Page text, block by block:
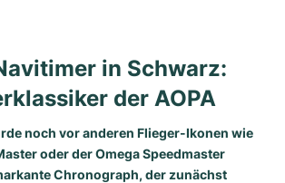
in Schwarz:
der AOPA
noch vor anderen Flieger-Ikonen wie
oder der Omega Speedmaster
Chronograph, der zunächst